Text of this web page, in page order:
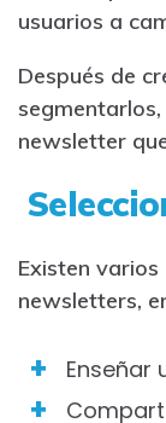
usuarios a
Después de
newsletter
Existen
newsletters,
Enseñar